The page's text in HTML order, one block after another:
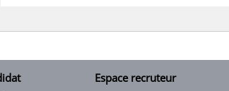
Espace recruteur